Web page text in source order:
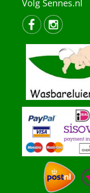
Volg Sennes.nl